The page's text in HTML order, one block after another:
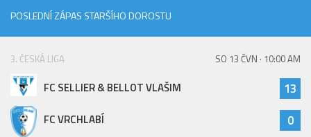
Kontakty
POSLEDNÍ ZÁPAS STARŠÍHO DOROSTU
3. ČESKÁ LIGA SO 13 ČVN · 10:00 AM
FC SELLIER & BELLOT VLAŠIM 13
FC VRCHLABÍ 0